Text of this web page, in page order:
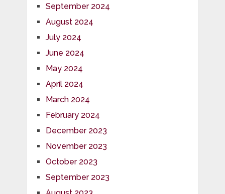
September 2024
August 2024
July 2024
June 2024
May 2024
April 2024
March 2024
February 2024
December 2023
November 2023
October 2023
September 2023